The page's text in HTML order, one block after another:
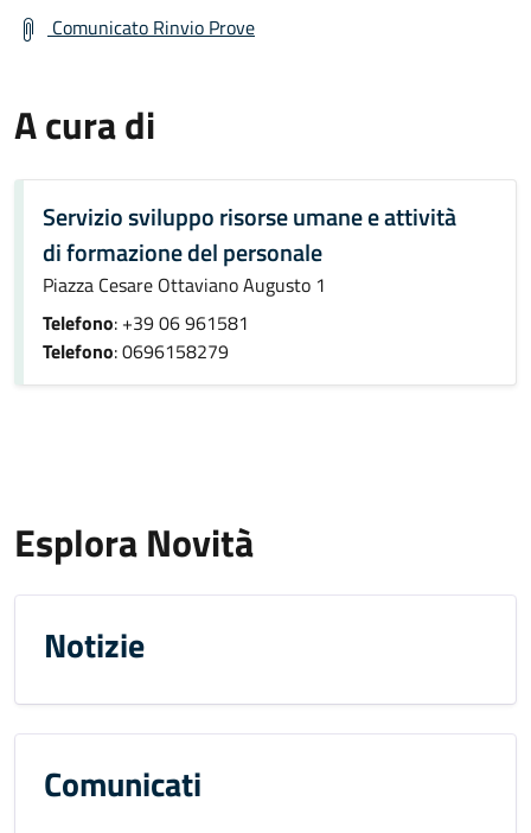
Comunicato Rinvio Prove
A cura di
Servizio sviluppo risorse umane e attività
di formazione del personale
Piazza Cesare Ottaviano Augusto 1
Telefono: +39 06 961581
Telefono: 0696158279
Esplora Novità
Notizie
Comunicati